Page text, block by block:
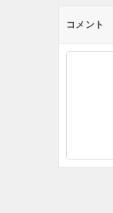
コメント